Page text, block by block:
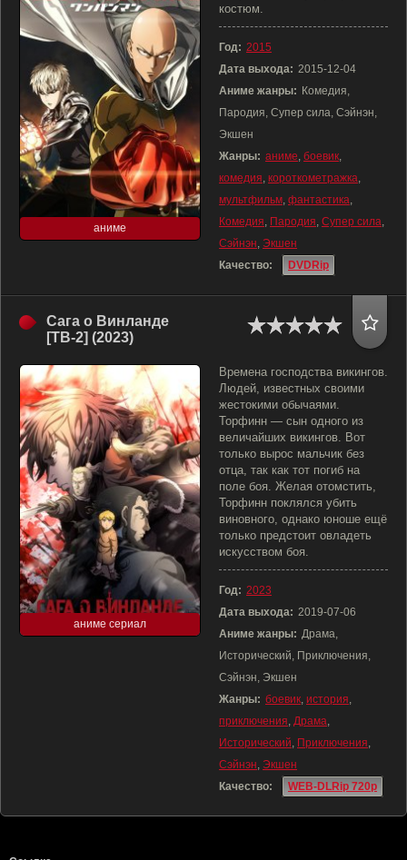
аниме
костюм.
Год: 2015
Дата выхода: 2015-12-04
Аниме жанры: Комедия,
Пародия, Супер сила, Сэйнэн,
Экшен
Жанры: аниме, боевик,
комедия, короткометражка,
мультфильм, фантастика,
Комедия, Пародия, Супер сила,
Сэйнэн, Экшен
Качество:
DVDRip
Сага о Винланде
[ТВ-2] (2023)
аниме сериал
Времена господства викингов.
Людей, известных своими
жестокими обычаями.
Торфинн — сын одного из
величайших викингов. Вот
только вырос мальчик без
отца, так как тот погиб на
поле боя. Желая отомстить,
Торфинн поклялся убить
виновного, однако юноше ещё
только предстоит овладеть
искусством боя.
Год: 2023
Дата выхода: 2019-07-06
Аниме жанры: Драма,
Исторический, Приключения,
Сэйнэн, Экшен
Жанры: боевик, история,
приключения, Драма,
Исторический, Приключения,
Сэйнэн, Экшен
Качество:
WEB-DLRip 720p